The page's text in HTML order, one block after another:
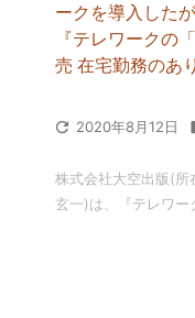
ークを導入した
『テレワークの
売 在宅勤務のあ
 2020年8月12日
株式会社大空出版(所
玄一)は、『テレワ